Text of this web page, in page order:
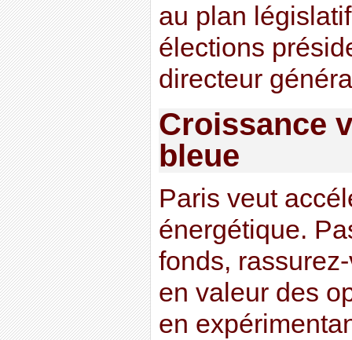
au plan
élections
directeur
Croissance
bleue
Paris veut
énergétique.
fonds,
en valeur des
en